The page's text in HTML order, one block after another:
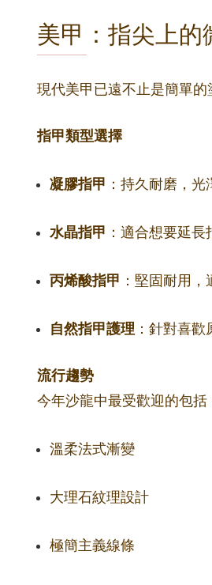
美甲：指尖上的
現代美甲已遠不止是簡單的
指甲類型選擇
凝膠指甲 ：持久耐磨，
水晶指甲 ：適合想要延
丙烯酸指甲 ：堅固耐用
自然指甲護理 ：針對喜
流行趨勢
今年沙龍中最受歡迎的包括
溫柔法式漸變
大理石紋理設計
極簡主義線條